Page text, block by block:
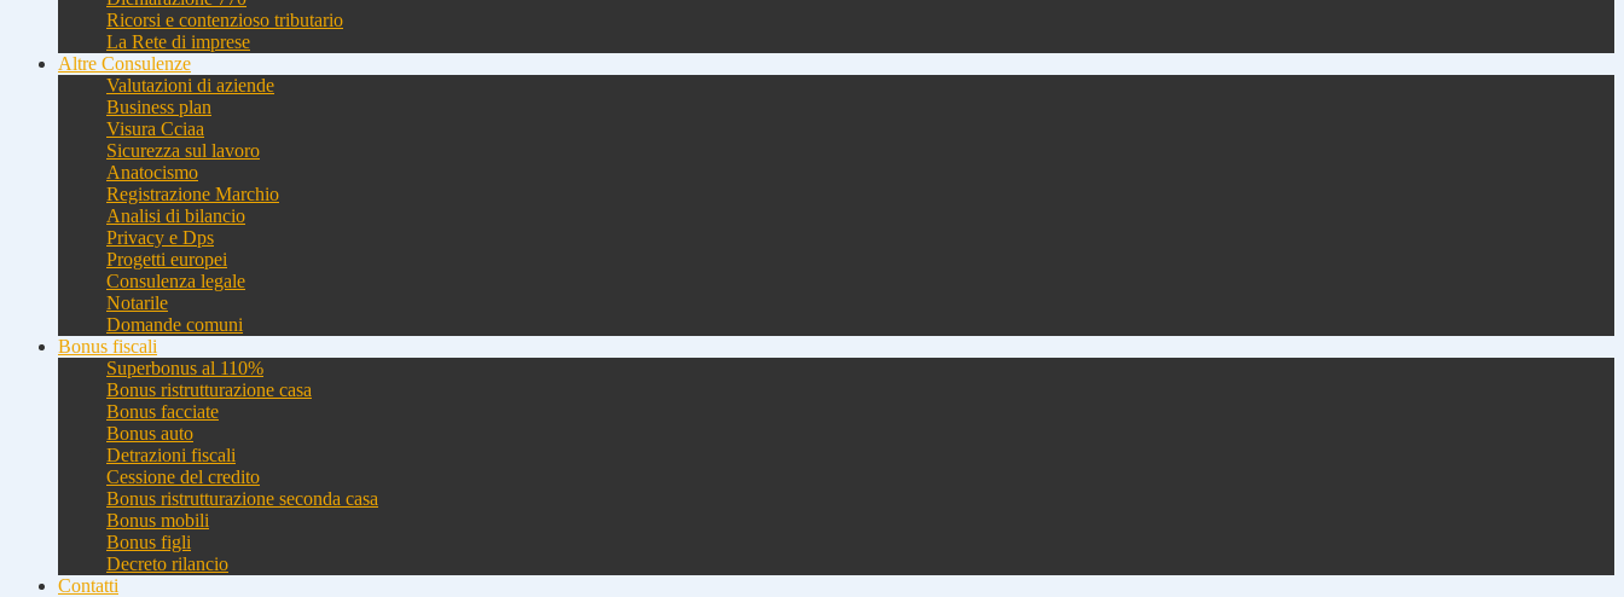
Ricorsi e contenzioso tributario
La Rete di imprese
Altre Consulenze
Valutazioni di aziende
Business plan
Visura Cciaa
Sicurezza sul lavoro
Anatocismo
Registrazione Marchio
Analisi di bilancio
Privacy e Dps
Progetti europei
Consulenza legale
Notarile
Domande comuni
Bonus fiscali
Superbonus al 110%
Bonus ristrutturazione casa
Bonus facciate
Bonus auto
Detrazioni fiscali
Cessione del credito
Bonus ristrutturazione seconda casa
Bonus mobili
Bonus figli
Decreto rilancio
Contatti